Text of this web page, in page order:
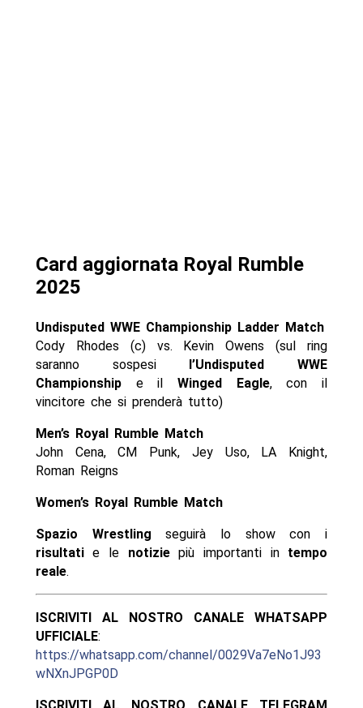
Card aggiornata Royal Rumble
2025
Undisputed WWE Championship Ladder Match
Cody Rhodes (c) vs. Kevin Owens (sul ring
saranno sospesi
l’Undisputed WWE
Championshipe il Winged Eagle, con il
vincitore che si prenderà tutto)
Men’s Royal Rumble Match
John Cena, CM Punk, Jey Uso, LA Knight,
Roman Reigns
Women’s Royal Rumble Match
Spazio Wrestling seguirà lo show con i
risultatie le notiziepiù importanti in tempo
reale.
ISCRIVITI AL NOSTRO CANALE WHATSAPP
UFFICIALE:
https://whatsapp.com/channel/0029Va7eNo1J93
wNXnJPGP0D